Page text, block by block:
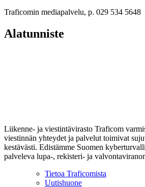
Traficomin mediapalvelu, p. 029 534 5648
Alatunniste
Liikenne- ja viestintävirasto Traficom
viestinnän yhteydet ja palvelut toimivat
kestävästi. Edistämme Suomen
palveleva lupa-, rekisteri- ja
Tietoa Traficomista
Uutishuone